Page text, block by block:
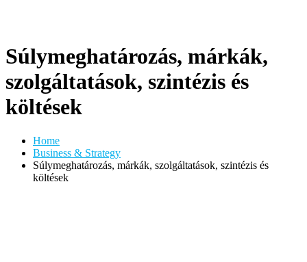
Súlymeghatározás, márkák,
szolgáltatások, szintézis és
költések
Home
Business & Strategy
Súlymeghatározás, márkák, szolgáltatások, szintézis és
költések